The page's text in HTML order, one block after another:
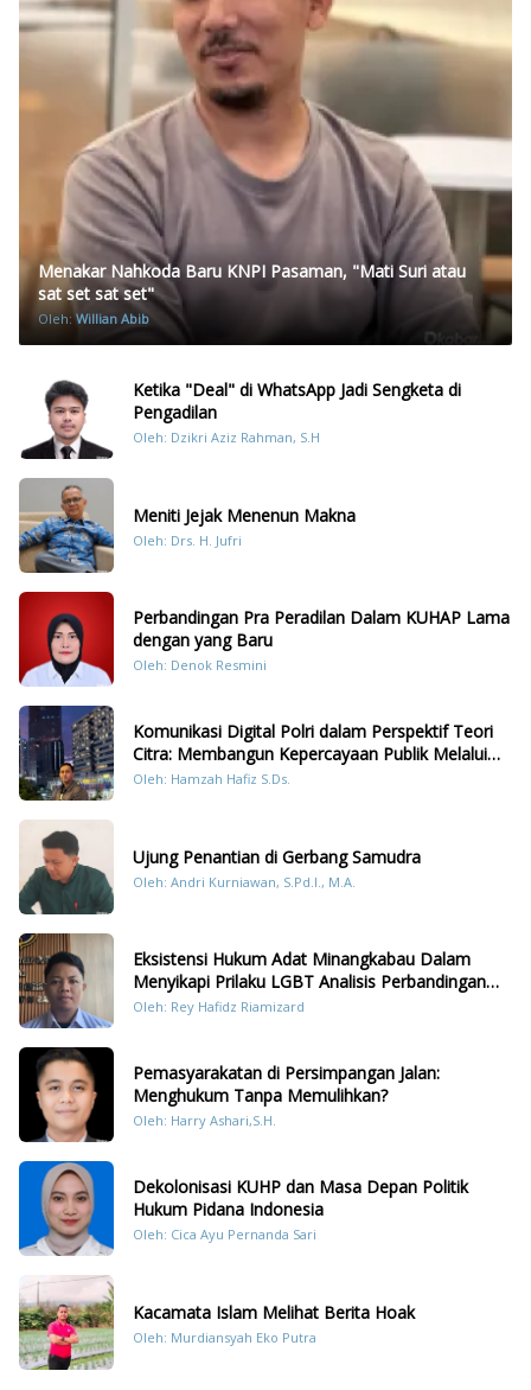
Menakar Nahkoda Baru KNPI Pasaman, "Mati Suri atau
sat set sat set"
Oleh:Willian Abib
Ketika "Deal" di WhatsApp Jadi Sengketa di
Pengadilan
Oleh: Dzikri Aziz Rahman, S.H
Meniti Jejak Menenun Makna
Oleh: Drs. H. Jufri
Perbandingan Pra Peradilan Dalam KUHAP Lama
dengan yang Baru
Oleh: Denok Resmini
Komunikasi Digital Polri dalam Perspektif Teori
Citra: Membangun Kepercayaan Publik Melalui
Konten Humanis Kesiapsiagaan Bencana di
Oleh: Hamzah Hafiz S.Ds.
Ujung Penantian di Gerbang Samudra
Oleh: Andri Kurniawan, S.Pd.I., M.A.
Eksistensi Hukum Adat Minangkabau Dalam
Menyikapi Prilaku LGBT Analisis Perbandingan
Dengan Hukum Pidana
Oleh: Rey Hafidz Riamizard
Pemasyarakatan di Persimpangan Jalan:
Menghukum Tanpa Memulihkan?
Oleh: Harry Ashari,S.H.
Dekolonisasi KUHP dan Masa Depan Politik
Hukum Pidana Indonesia
Oleh: Cica Ayu Pernanda Sari
Kacamata Islam Melihat Berita Hoak
Oleh: Murdiansyah Eko Putra